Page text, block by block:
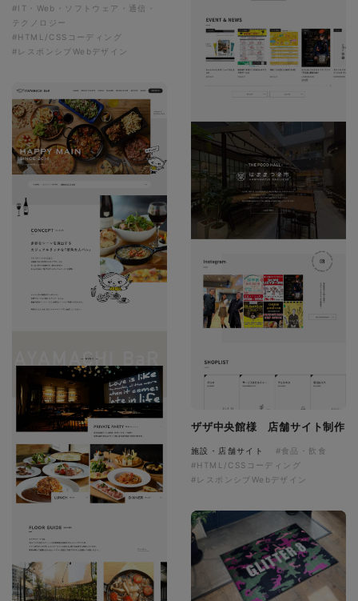
#IT・Web・ソフトウェア・通信・
テクノロジー
#HTML/CSSコーディング
#レスポンシブWebデザイン
ザザ中央館様 店舗サイト制作
施設・店舗サイト
#食品・飲食
#HTML/CSSコーディング
#レスポンシブWebデザイン